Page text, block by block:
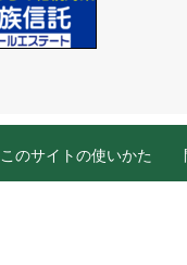
このサイトの使いかた